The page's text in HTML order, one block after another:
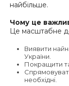
найбільше.
Чому це
Це масштабне
Виявити
України.
Покращити
необхідні.